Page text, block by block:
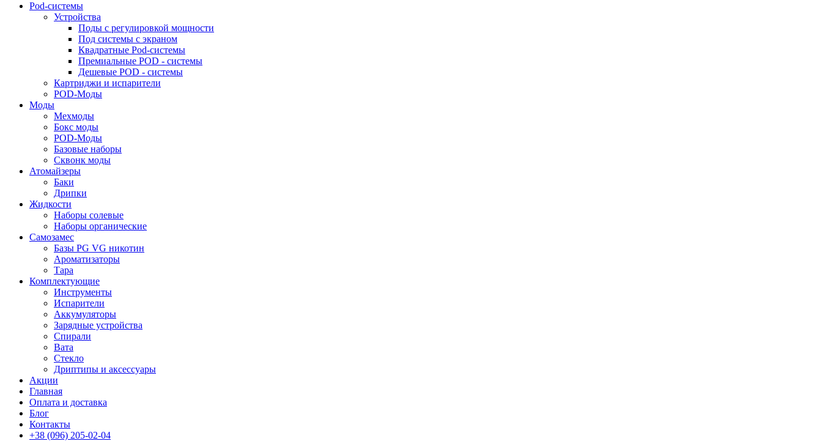
Pod-системы
Устройства
Поды с регулировкой мощности
Под системы с экраном
Квадратные Pod-системы
Премиальные POD - системы
Дешевые POD - системы
Картриджи и испарители
POD-Моды
Моды
Мехмоды
Бокс моды
POD-Моды
Базовые наборы
Сквонк моды
Атомайзеры
Баки
Дрипки
Жидкости
Наборы солевые
Наборы органические
Самозамес
Базы PG VG никотин
Ароматизаторы
Тара
Комплектующие
Инструменты
Испарители
Аккумуляторы
Зарядные устройства
Спирали
Вата
Стекло
Дриптипы и аксессуары
Акции
Главная
Оплата и доставка
Блог
Контакты
+38 (096) 205-02-04